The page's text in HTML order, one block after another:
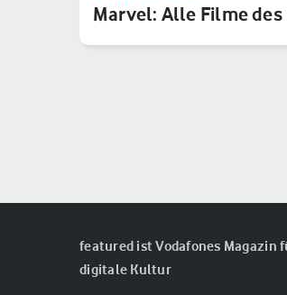
Marvel: Alle Filme
featured ist Vodafones Magazin
digitale Kultur